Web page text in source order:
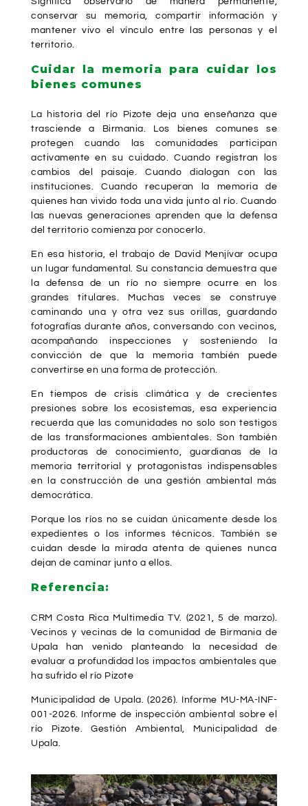
conservar su memoria, compartir información y
mantener vivo el vínculo entre las personas y el
territorio.
Cuidar la memoria para cuidar los
bienes comunes
La historia del río Pizote deja una enseñanza que
trasciende a Birmania. Los bienes comunes se
protegen cuando las comunidades participan
activamente en su cuidado. Cuando registran los
cambios del paisaje. Cuando dialogan con las
instituciones. Cuando recuperan la memoria de
quienes han vivido toda una vida junto al río. Cuando
las nuevas generaciones aprenden que la defensa
del territorio comienza por conocerlo.
En esa historia, el trabajo de David Menjívar ocupa
un lugar fundamental. Su constancia demuestra que
la defensa de un río no siempre ocurre en los
grandes titulares. Muchas veces se construye
caminando una y otra vez sus orillas, guardando
fotografías durante años, conversando con vecinos,
acompañando inspecciones y sosteniendo la
convicción de que la memoria también puede
convertirse en una forma de protección.
En tiempos de crisis climática y de crecientes
presiones sobre los ecosistemas, esa experiencia
recuerda que las comunidades no solo son testigos
de las transformaciones ambientales. Son también
productoras de conocimiento, guardianas de la
memoria territorial y protagonistas indispensables
en la construcción de una gestión ambiental más
democrática.
Porque los ríos no se cuidan únicamente desde los
expedientes o los informes técnicos. También se
cuidan desde la mirada atenta de quienes nunca
dejan de caminar junto a ellos.
Referencia:
CRM Costa Rica Multimedia TV. (2021, 5 de marzo).
Vecinos y vecinas de la comunidad de Birmania de
Upala han venido planteando la necesidad de
evaluar a profundidad los impactos ambientales que
ha sufrido el río Pizote
Municipalidad de Upala. (2026). Informe MU-MA-INF-
001-2026. Informe de inspección ambiental sobre el
río Pizote. Gestión Ambiental, Municipalidad de
Upala.